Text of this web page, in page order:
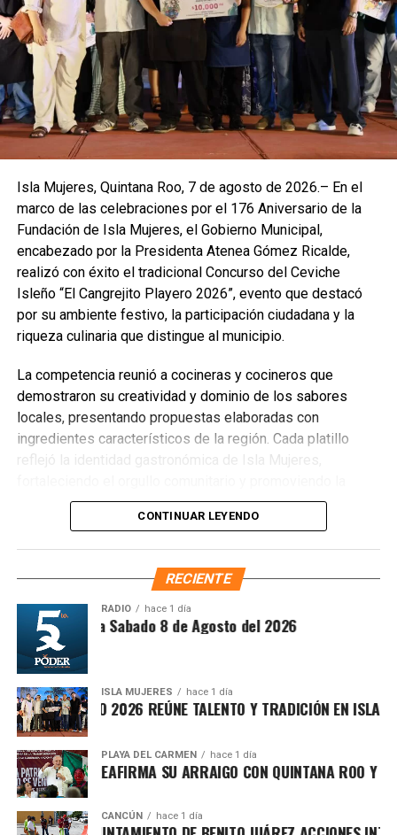
Isla Mujeres, Quintana Roo, 7 de agosto de 2026.– En el
marco de las celebraciones por el 176 Aniversario de la
Fundación de Isla Mujeres, el Gobierno Municipal,
encabezado por la Presidenta Atenea Gómez Ricalde,
realizó con éxito el tradicional Concurso del Ceviche
Isleño “El Cangrejito Playero 2026”, evento que destacó
por su ambiente festivo, la participación ciudadana y la
riqueza culinaria que distingue al municipio.
La competencia reunió a cocineras y cocineros que
demostraron su creatividad y dominio de los sabores
locales, presentando propuestas elaboradas con
ingredientes característicos de la región. Cada platillo
reflejó la identidad gastronómica de Isla Mujeres,
preservación de las tradiciones culinarias que han dado
prestigio al destino.
otorgando el primer lugar a Pablo Enrique Castillo, quien
CONTINUAR LEYENDO
RECIENTE
RADIO hace 1 día
Matutina Sabado 8 de Agosto del 2026
ISLA MUJERES hace 1 día
ISLEÑO 2026 REÚNE TALENTO Y TRADICIÓN EN ISLA
PLAYA DEL CARMEN hace 1 día
MARÍN REAFIRMA SU ARRAIGO CON QUINTANA ROO Y
CANCÚN hace 1 día